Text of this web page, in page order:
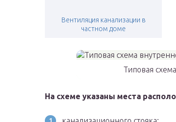
Вентиляция канализации в
частном доме
Типовая
На схеме указаны места